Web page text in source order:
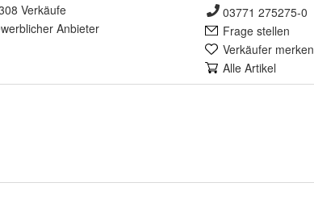
Verkäufe
er Anbieter
03771 275275-0
Frage stellen
Verkäufer merken
Alle Artikel